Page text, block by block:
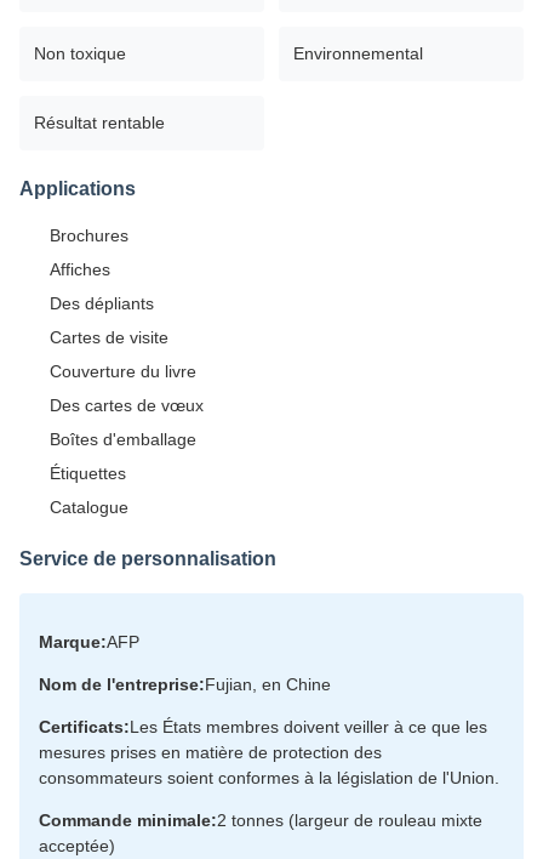
Non toxique Environnemental
Résultat rentable
Applications
Brochures
Affiches
Des dépliants
Cartes de visite
Couverture du livre
Des cartes de vœux
Boîtes d'emballage
Étiquettes
Catalogue
Service de personnalisation
Marque:AFP
Nom de l'entreprise:Fujian, en Chine
Certificats:Les États membres doivent veiller à ce que les
mesures prises en matière de protection des
consommateurs soient conformes à la législation de l'Union.
Commande minimale:2 tonnes (largeur de rouleau mixte
acceptée)